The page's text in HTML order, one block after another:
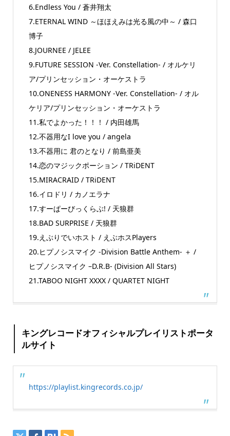
6.Endless You / 蒼井翔太
7.ETERNAL WIND ～ほほえみは光る風の中～ / 森口
博子
8.JOURNEE / JELEE
9.FUTURE SESSION -Ver. Constellation- / オルケリ
ア/プリンセッション・オーケストラ
10.ONENESS HARMONY -Ver. Constellation- / オル
ケリア/プリンセッション・オーケストラ
11.私でよかった！！！ / 内田雄馬
12.不器用なI love you / angela
13.不器用に 君のとなり / 前島亜美
14.恋のマジックポーション / TRiDENT
15.MIRACRAID / TRiDENT
16.イロドリ / カノエラナ
17.すーぱーびっくらぶ! / 天狼群
18.BAD SURPRISE / 天狼群
19.えぶりでいホスト / えぶホスPlayers
20.ヒプノシスマイク -Division Battle Anthem- ＋ /
ヒプノシスマイク –D.R.B- (Division All Stars)
21.TABOO NIGHT XXXX / QUARTET NIGHT
キングレコードオフィシャルプレイリストポータ
ルサイト
https://playlist.kingrecords.co.jp/